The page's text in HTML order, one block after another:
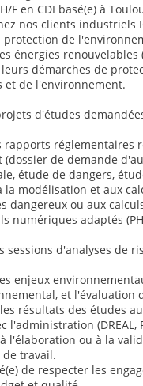
F en CDI basé(e) à
nos clients industriels
protection de
énergies renouvelables
démarches de
et de l'environnement.
d'études
rapports réglementaires
(dossier de demande
étude de dangers,
la modélisation et aux
dangereux ou aux
numériques adaptés
sessions d'analyses de
enjeux
et l'évaluation
résultats des études
l'administration (DREAL,
l'élaboration ou à la
travail.
de respecter les